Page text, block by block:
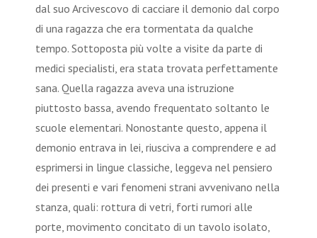
dal suo Arcivescovo di cacciare il demonio dal corpo
di una ragazza che era tormentata da qualche
tempo. Sottoposta più volte a visite da parte di
medici specialisti, era stata trovata perfettamente
sana. Quella ragazza aveva una istruzione
piuttosto bassa, avendo frequentato soltanto le
scuole elementari. Nonostante questo, appena il
demonio entrava in lei, riusciva a comprendere e ad
esprimersi in lingue classiche, leggeva nel pensiero
dei presenti e vari fenomeni strani avvenivano nella
stanza, quali: rottura di vetri, forti rumori alle
porte, movimento concitato di un tavolo isolato,